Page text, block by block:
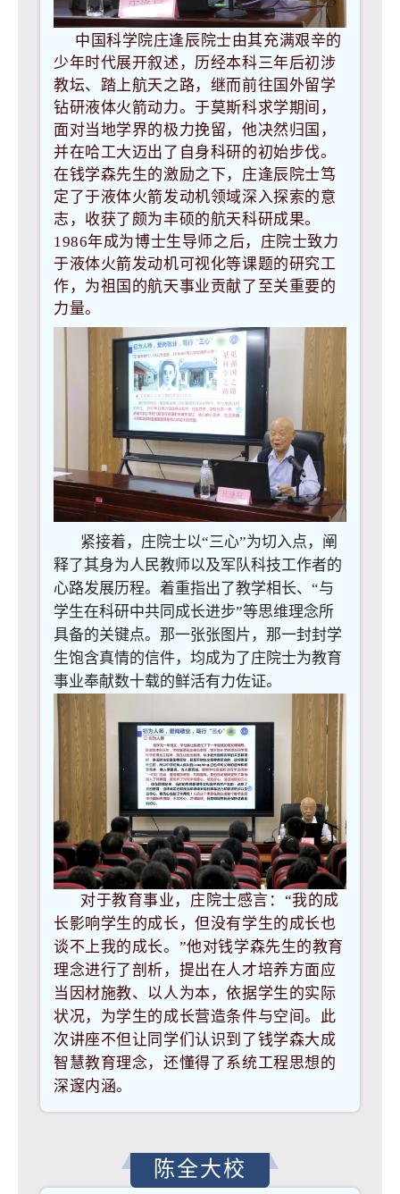
中国科学院庄逢辰院士由其充满艰辛的
少年时代展开叙述，历经本科三年后初涉
教坛、踏上航天之路，继而前往国外留学
钻研液体火箭动力。于莫斯科求学期间，
面对当地学界的极力挽留，他决然归国，
并在哈工大迈出了自身科研的初始步伐。
在钱学森先生的激励之下，庄逢辰院士笃
定了于液体火箭发动机领域深入探索的意
志，收获了颇为丰硕的航天科研成果。
1986年成为博士生导师之后，庄院士致力
于液体火箭发动机可视化等课题的研究工
作，为祖国的航天事业贡献了至关重要的
力量。
紧接着，庄院士以“三心”为切入点，阐
释了其身为人民教师以及军队科技工作者的
心路发展历程。着重指出了教学相长、“与
学生在科研中共同成长进步”等思维理念所
具备的关键点。那一张张图片，那一封封学
生饱含真情的信件，均成为了庄院士为教育
事业奉献数十载的鲜活有力佐证。
对于教育事业，庄院士感言：“我的成
长影响学生的成长，但没有学生的成长也
谈不上我的成长。”他对钱学森先生的教育
理念进行了剖析，提出在人才培养方面应
当因材施教、以人为本，依据学生的实际
状况，为学生的成长营造条件与空间。此
次讲座不但让同学们认识到了钱学森大成
智慧教育理念，还懂得了系统工程思想的
深邃内涵。
陈全大校